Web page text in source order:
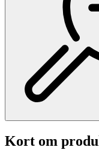
Kort om